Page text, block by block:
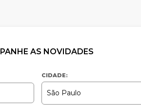
AS NOVIDADES
CIDADE: